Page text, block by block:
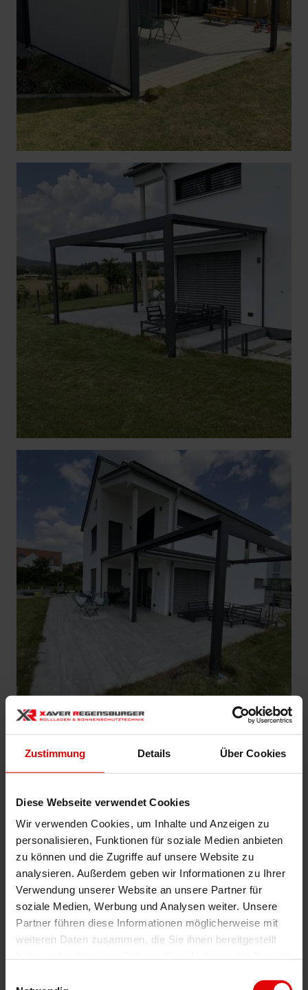
Zustimmung Details Über Cookies
Diese Webseite verwendet Cookies
Wir verwenden Cookies, um Inhalte und Anzeigen zu
personalisieren, Funktionen für soziale Medien anbieten
zu können und die Zugriffe auf unsere Website zu
analysieren. Außerdem geben wir Informationen zu Ihrer
Verwendung unserer Website an unsere Partner für
soziale Medien, Werbung und Analysen weiter. Unsere
Partner führen diese Informationen möglicherweise mit
weiteren Daten zusammen, die Sie ihnen bereitgestellt